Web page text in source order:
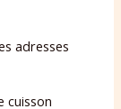
adresses
cuisson